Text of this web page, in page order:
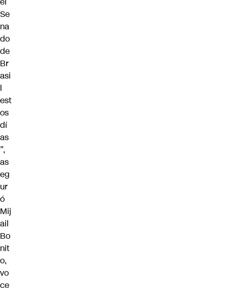
Se
na
do
de
Br
asi
l
est
os
dí
as
”,
as
eg
ur
ó
Mij
ail
Bo
nit
o,
vo
ce